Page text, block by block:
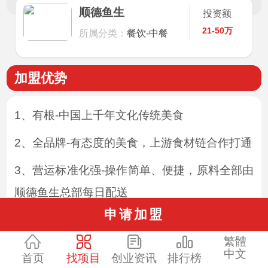
顺德鱼生
所属分类： 餐饮-中餐
投资额
21-50万
加盟优势
1、有根-中国上千年文化传统美食
2、全品牌-有态度的美食，上游食材链合作打通
3、营运标准化强-操作简单、便捷，原料全部由
顺德鱼生总部每日配送
4、受众面广-老少皆宜，老人吃它是文化，年轻
人吃它是时尚，中国人吃它有根有创意，外国人
吃它感受中国文化。
申请加盟
首页 找项目 创业资讯 排行榜
繁體
中文